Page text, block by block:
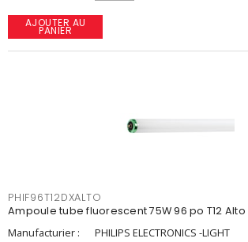
AJOUTER AU
PANIER
PHIF96T12DXALTO
Ampoule tube fluorescent 75W 96 po T12
Manufacturier :
PHILIPS ELECTRONICS -LIGHT